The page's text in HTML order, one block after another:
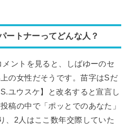
ートナーってどんな人？
メントを見ると、しばゆーのセ
の女性だそうです。苗字はSだ
ユウスケ】と改名すると宣言し
稿の中で「ポッとでのあなた」
、2人はここ数年交際していた